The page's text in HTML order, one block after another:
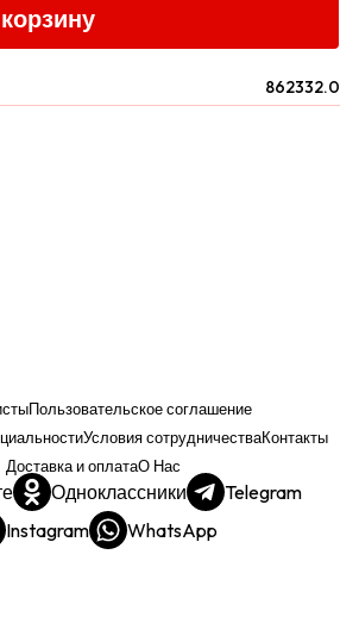
862332.0
Пользовательское соглашение
Условия сотрудничестваКонтакты
Доставка и оплатаО Нас
Одноклассники
Telegram
Instagram
WhatsApp